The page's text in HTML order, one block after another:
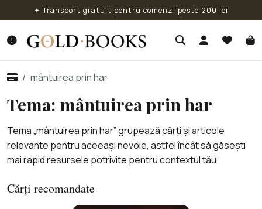
✦ Transport gratuit pentru comenzi peste 200 lei
mântuirea prin har
Tema: mântuirea prin har
Tema „mântuirea prin har” grupează cărți și articole
relevante pentru aceeași nevoie, astfel încât să găsești
mai rapid resursele potrivite pentru contextul tău.
Cărți recomandate